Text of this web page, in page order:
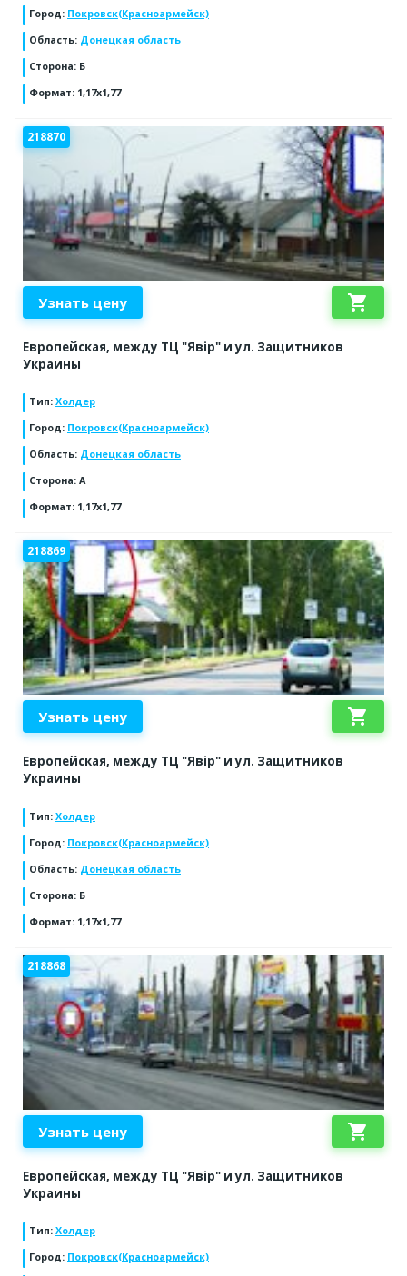
Город: Покровск(Красноармейск)
Область: Донецкая область
Сторона: Б
Формат: 1,17х1,77
218870
Узнать цену shopping_cart
Европейская, между ТЦ "Явір" и ул. Защитников
Украины
Тип: Холдер
Город: Покровск(Красноармейск)
Область: Донецкая область
Сторона: А
Формат: 1,17х1,77
218869
Узнать цену shopping_cart
Европейская, между ТЦ "Явір" и ул. Защитников
Украины
Тип: Холдер
Город: Покровск(Красноармейск)
Область: Донецкая область
Сторона: Б
Формат: 1,17х1,77
218868
Узнать цену shopping_cart
Европейская, между ТЦ "Явір" и ул. Защитников
Украины
Тип: Холдер
Город: Покровск(Красноармейск)